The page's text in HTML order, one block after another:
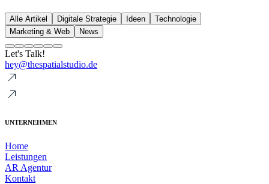
Alle Artikel Digitale Strategie Ideen
Technologie
Marketing & Web
News
Let's Talk!
hey@thespatialstudio.de
UNTERNEHMEN
Home
Leistungen
AR Agentur
Kontakt